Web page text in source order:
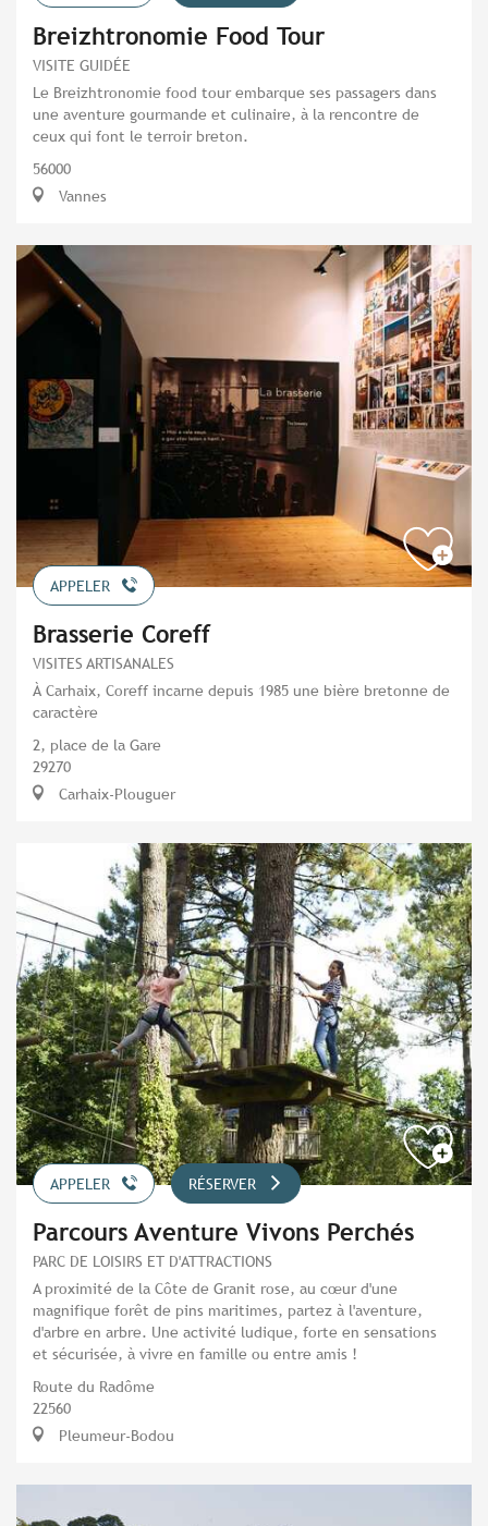
Breizhtronomie Food Tour
VISITE GUIDÉE
Le Breizhtronomie food tour embarque ses passagers dans
une aventure gourmande et culinaire, à la rencontre de
ceux qui font le terroir breton.
56000
Vannes
APPELER
Brasserie Coreff
VISITES ARTISANALES
À Carhaix, Coreff incarne depuis 1985 une bière bretonne de
caractère
2, place de la Gare
29270
Carhaix-Plouguer
APPELER RÉSERVER
Parcours Aventure Vivons Perchés
PARC DE LOISIRS ET D'ATTRACTIONS
A proximité de la Côte de Granit rose, au cœur d'une
magnifique forêt de pins maritimes, partez à l'aventure,
d'arbre en arbre. Une activité ludique, forte en sensations
et sécurisée, à vivre en famille ou entre amis !
Route du Radôme
22560
Pleumeur-Bodou